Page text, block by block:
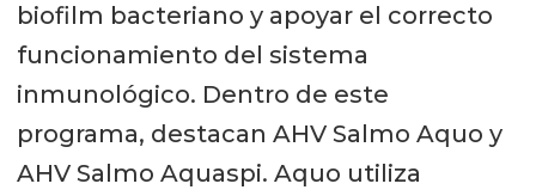
biofilm bacteriano y apoyar el correcto
funcionamiento del sistema
inmunológico. Dentro de este
programa, destacan AHV Salmo Aquo y
AHV Salmo Aquaspi. Aquo utiliza